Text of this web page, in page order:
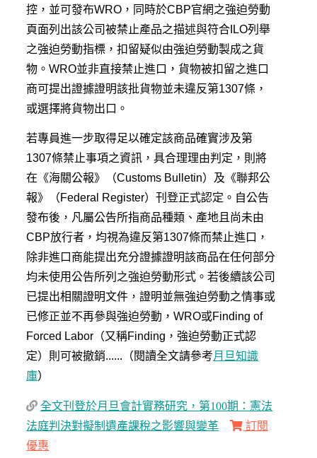
控，並可發布WRO，同時於CBP官網之強迫勞動
頁面列出該公司被禁止產品之描述與符合ILO列舉
之強迫勞動指標，扣留疑似由強迫勞動製成之貨
物。WRO並非直接禁止進口，貨物被扣留之進口
商可提出證據證明該批貨物並未違反第1307條，
或選擇將貨物出口。
若專員進一步取得足以確定該商品確實涉及第
1307條禁止事項之資訊，具合理理由判定，則將
在《海關公報》（Customs Bulletin）及《聯邦公
報》（Federal Register）刊登正式認定。自公告
發布後，凡屬公告所指商品種類、產地且尚未由
CBP放行者，均視為違反第1307條而禁止進口，
除非進口商能提出充分證據證明該商品在任何部分
均未使用公告所列之強迫勞動形式。若後續該公司
已提出相關證明文件，證明並無強迫勞動之情事或
已修正並不再參與強迫勞動，WRO或Finding of
Forced Labor（又稱Finding，強迫勞動正式認
定）則可被撤銷......（閱讀全文請參考月旦知識
庫）
全文刊登於月旦會計實務研究，第100期：憲法
法庭判決對擬制遺產課稅之影響與變革
訂閱
優惠